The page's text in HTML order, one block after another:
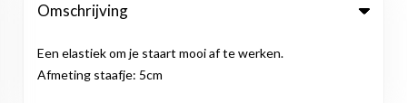
Omschrijving
Een elastiek om je staart mooi af te werken.
Afmeting staafje: 5cm